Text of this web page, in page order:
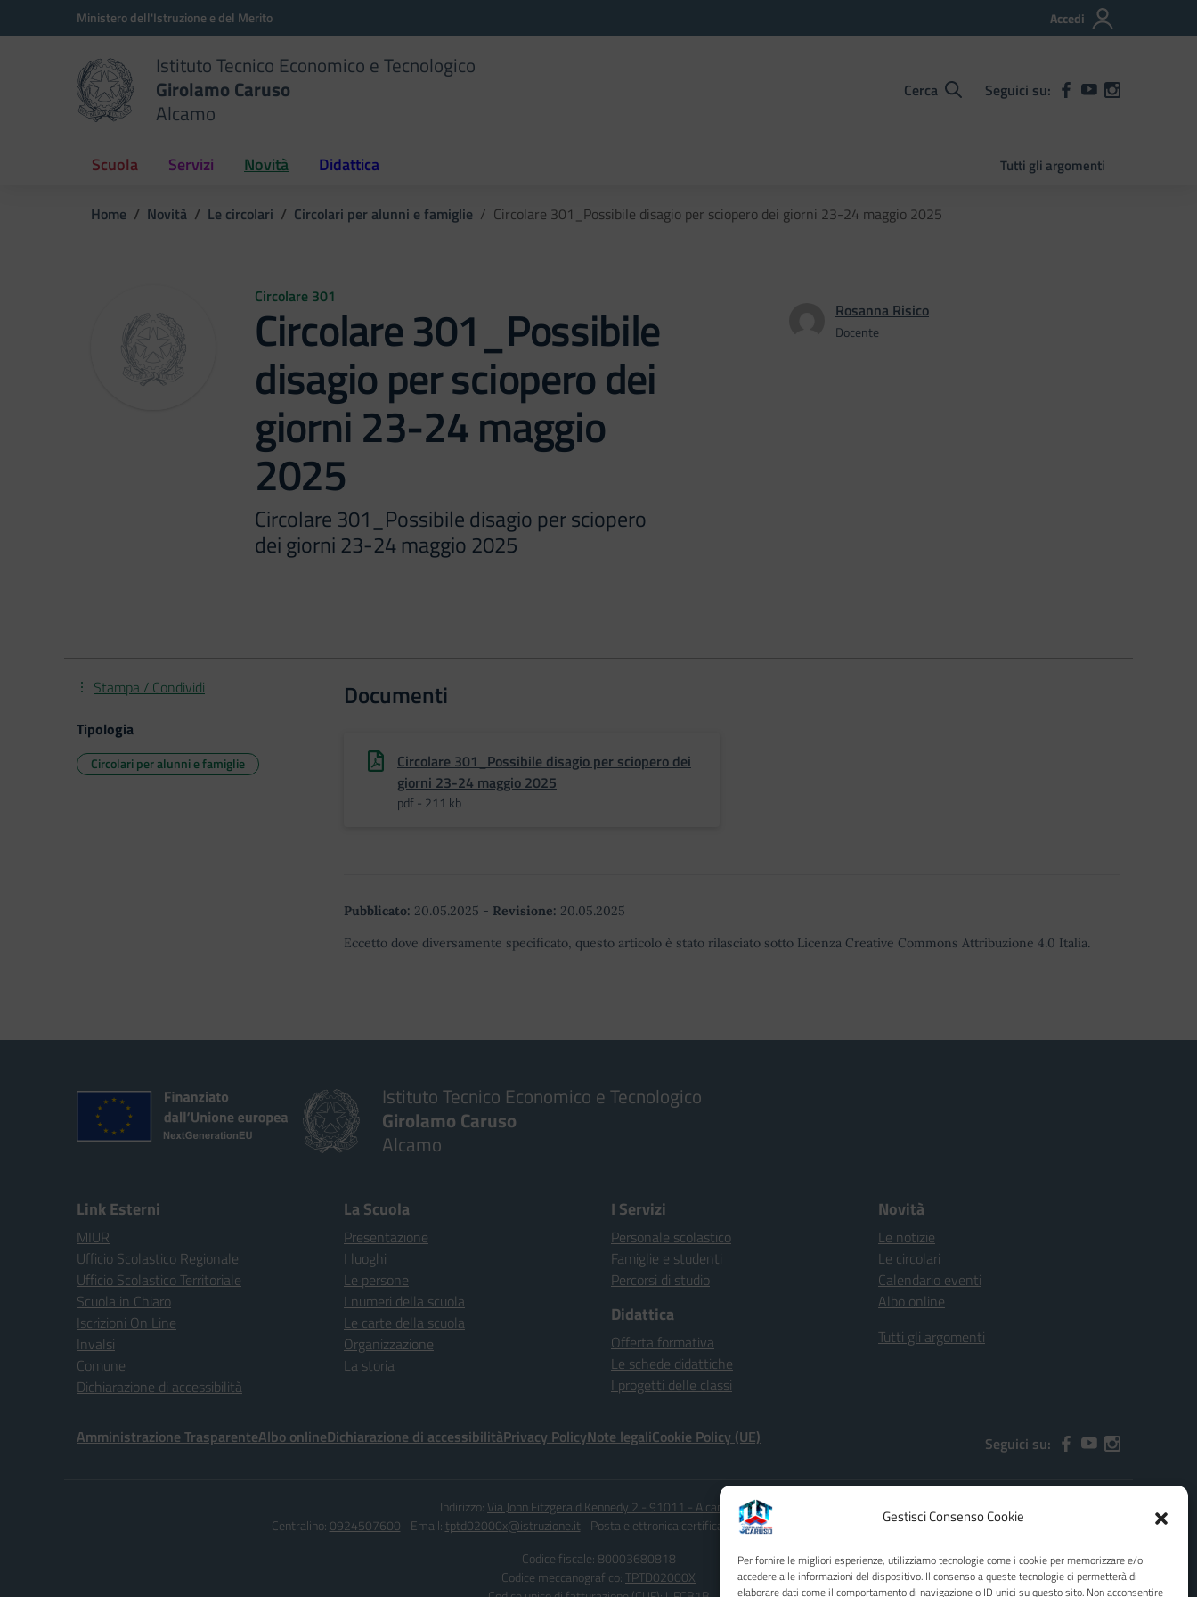
Gestisci Consenso Cookie
Per fornire le migliori esperienze, utilizziamo tecnologie come i cookie per memorizzare e/o
accedere alle informazioni del dispositivo. Il consenso a queste tecnologie ci permetterà di
elaborare dati come il comportamento di navigazione o ID unici su questo sito. Non acconsentire
Vai ai contenuti
Vai al menu di navigazioneMinistero dell'Istruzione e del Merito Accedi
Istituto Tecnico Economico e Tecnologico
Girolamo Caruso
Alcamo
Cerca Seguici su:
Scuola Servizi Novità Didattica Tutti gli argomenti
Home Novità Le circolari Circolari per alunni e famiglie Circolare 301_Possibile disagio per sciopero dei giorni 23-24 maggio 2025
Circolare 301
Circolare 301_Possibile
disagio per sciopero dei
giorni 23-24 maggio
2025
Circolare 301_Possibile disagio per sciopero
dei giorni 23-24 maggio 2025
Rosanna Risico
Docente
Documenti
Circolare 301_Possibile disagio per sciopero dei
giorni 23-24 maggio 2025
pdf - 211 kb
Pubblicato: 20.05.2025 - Revisione: 20.05.2025
Eccetto dove diversamente specificato, questo articolo è stato rilasciato sotto Licenza Creative Commons Attribuzione 4.0 Italia.
Stampa / Condividi
Tipologia
Circolari per alunni e famiglie
Istituto Tecnico Economico e Tecnologico
Girolamo Caruso
Alcamo
Link Esterni
MIUR
Ufficio Scolastico Regionale
Ufficio Scolastico Territoriale
Scuola in Chiaro
Iscrizioni On Line
Invalsi
Comune
Dichiarazione di accessibilità
La Scuola
Presentazione
I luoghi
Le persone
I numeri della scuola
Le carte della scuola
Organizzazione
La storia
I Servizi
Personale scolastico
Famiglie e studenti
Percorsi di studio
Didattica
Offerta formativa
Le schede didattiche
I progetti delle classi
Novità
Le notizie
Le circolari
Calendario eventi
Albo online
Tutti gli argomenti
Amministrazione TrasparenteAlbo onlineDichiarazione di accessibilitàPrivacy PolicyNote legaliCookie Policy (UE) Seguici su:
Indirizzo: Via John Fitzgerald Kennedy 2 - 91011 - Alcamo (TP)
Centralino: 0924507600 Email: tptd02000x@istruzione.it Posta elettronica certificata (PEC):tptd02000x@pec.istruzione.it
Codice fiscale: 80003680818
Codice meccanografico:TPTD02000X